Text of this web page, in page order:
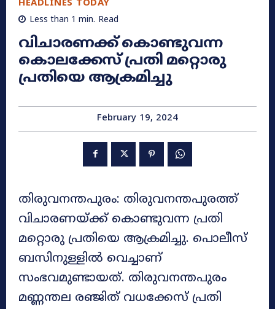
HEADLINES TODAY
Less than 1 min. Read
വിചാരണക്ക് കൊണ്ടുവന്ന
കൊലക്കേസ് പ്രതി മറ്റൊരു
പ്രതിയെ ആക്രമിച്ചു
February 19, 2024
തിരുവനന്തപുരം: തിരുവനന്തപുരത്ത്
വിചാരണയ്ക്ക് കൊണ്ടുവന്ന പ്രതി
മറ്റൊരു പ്രതിയെ ആക്രമിച്ചു. പൊലീസ്
ബസിനുള്ളിൽ വെച്ചാണ്
സംഭവമുണ്ടായത്. തിരുവനന്തപുരം
മണ്ണന്തല രഞ്ജിത് വധക്കേസ് പ്രതി